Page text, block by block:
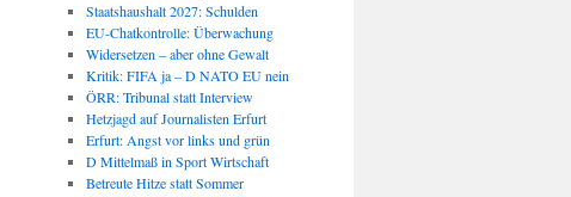
Staatshaushalt 2027: Schulden
EU-Chatkontrolle: Überwachung
Widersetzen – aber ohne Gewalt
Kritik: FIFA ja – D NATO EU nein
ÖRR: Tribunal statt Interview
Hetzjagd auf Journalisten Erfurt
Erfurt: Angst vor links und grün
D Mittelmaß in Sport Wirtschaft
Betreute Hitze statt Sommer